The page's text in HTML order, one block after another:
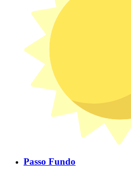
Passo Fundo